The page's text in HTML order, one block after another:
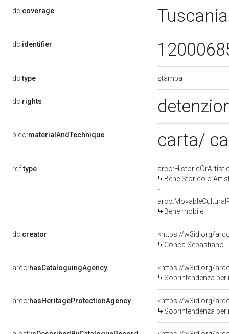
dc:coverage
dc:identifier
dc:type stampa
dc:rights
pico:materialAndTechnique carta/
rdf:type
Bene Storico o
Bene mobile
dc:creator
<https://w3id.org/
Conca Sebastiano
arco:hasCataloguingAgency
<https://w3id.org/
Soprintendenza
arco:hasHeritageProtectionAgency
<https://w3id.org/
Soprintendenza per i